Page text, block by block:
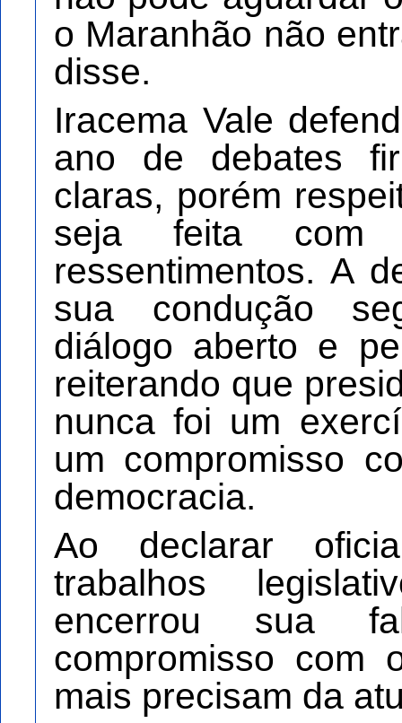
o Maranhão não
disse.
Iracema Vale
ano de debates
claras, porém
seja feita com
ressentimentos. A
sua condução
diálogo aberto e
reiterando que
nunca foi um
um compromisso
democracia.
Ao declarar
trabalhos
encerrou sua
compromisso com
mais precisam da